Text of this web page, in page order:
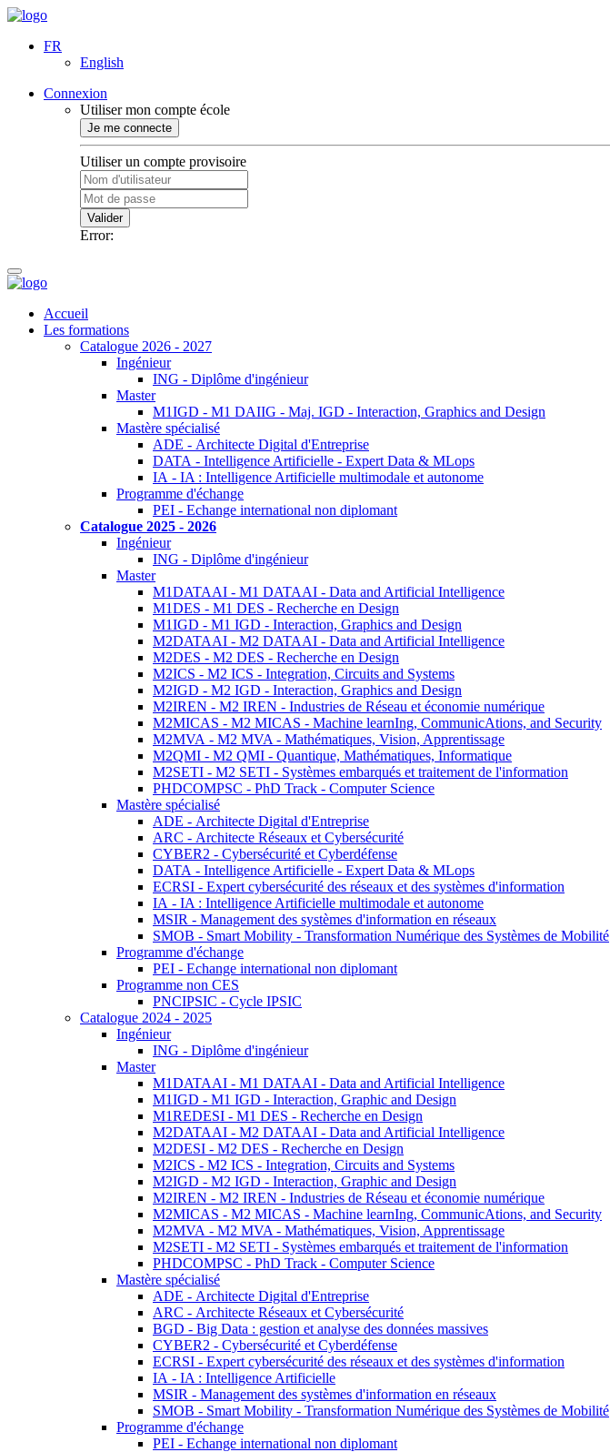
FR
English
Connexion
Utiliser mon compte école
Je me connecte
Utiliser un compte provisoire
Valider
Error:
Accueil
Les formations
Catalogue 2026 - 2027
Ingénieur
ING - Diplôme d'ingénieur
Master
M1IGD - M1 DAIIG - Maj. IGD - Interaction, Graphics and Design
Mastère spécialisé
ADE - Architecte Digital d'Entreprise
DATA - Intelligence Artificielle - Expert Data & MLops
IA - IA : Intelligence Artificielle multimodale et autonome
Programme d'échange
PEI - Echange international non diplomant
Catalogue 2025 - 2026
Ingénieur
ING - Diplôme d'ingénieur
Master
M1DATAAI - M1 DATAAI - Data and Artificial Intelligence
M1DES - M1 DES - Recherche en Design
M1IGD - M1 IGD - Interaction, Graphics and Design
M2DATAAI - M2 DATAAI - Data and Artificial Intelligence
M2DES - M2 DES - Recherche en Design
M2ICS - M2 ICS - Integration, Circuits and Systems
M2IGD - M2 IGD - Interaction, Graphics and Design
M2IREN - M2 IREN - Industries de Réseau et économie numérique
M2MICAS - M2 MICAS - Machine learnIng, CommunicAtions, and Security
M2MVA - M2 MVA - Mathématiques, Vision, Apprentissage
M2QMI - M2 QMI - Quantique, Mathématiques, Informatique
M2SETI - M2 SETI - Systèmes embarqués et traitement de l'information
PHDCOMPSC - PhD Track - Computer Science
Mastère spécialisé
ADE - Architecte Digital d'Entreprise
ARC - Architecte Réseaux et Cybersécurité
CYBER2 - Cybersécurité et Cyberdéfense
DATA - Intelligence Artificielle - Expert Data & MLops
ECRSI - Expert cybersécurité des réseaux et des systèmes d'information
IA - IA : Intelligence Artificielle multimodale et autonome
MSIR - Management des systèmes d'information en réseaux
SMOB - Smart Mobility - Transformation Numérique des Systèmes de Mobilité
Programme d'échange
PEI - Echange international non diplomant
Programme non CES
PNCIPSIC - Cycle IPSIC
Catalogue 2024 - 2025
Ingénieur
ING - Diplôme d'ingénieur
Master
M1DATAAI - M1 DATAAI - Data and Artificial Intelligence
M1IGD - M1 IGD - Interaction, Graphic and Design
M1REDESI - M1 DES - Recherche en Design
M2DATAAI - M2 DATAAI - Data and Artificial Intelligence
M2DESI - M2 DES - Recherche en Design
M2ICS - M2 ICS - Integration, Circuits and Systems
M2IGD - M2 IGD - Interaction, Graphic and Design
M2IREN - M2 IREN - Industries de Réseau et économie numérique
M2MICAS - M2 MICAS - Machine learnIng, CommunicAtions, and Security
M2MVA - M2 MVA - Mathématiques, Vision, Apprentissage
M2SETI - M2 SETI - Systèmes embarqués et traitement de l'information
PHDCOMPSC - PhD Track - Computer Science
Mastère spécialisé
ADE - Architecte Digital d'Entreprise
ARC - Architecte Réseaux et Cybersécurité
BGD - Big Data : gestion et analyse des données massives
CYBER2 - Cybersécurité et Cyberdéfense
ECRSI - Expert cybersécurité des réseaux et des systèmes d'information
IA - IA : Intelligence Artificielle
MSIR - Management des systèmes d'information en réseaux
SMOB - Smart Mobility - Transformation Numérique des Systèmes de Mobilité
Programme d'échange
PEI - Echange international non diplomant